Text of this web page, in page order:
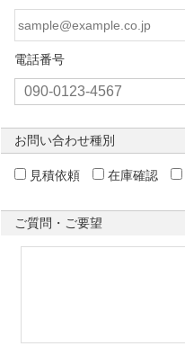
電話番号
お問い合わせ種別
見積依頼 在庫確認
ご質問・ご要望